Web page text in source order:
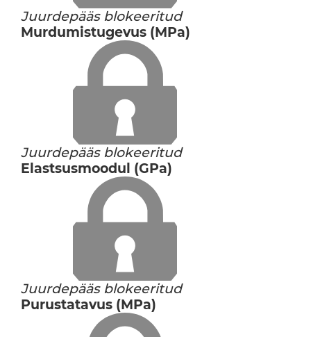
Juurdepääs blokeeritud
Murdumistugevus (MPa)
Juurdepääs blokeeritud
Elastsusmoodul (GPa)
Juurdepääs blokeeritud
Purustatavus (MPa)